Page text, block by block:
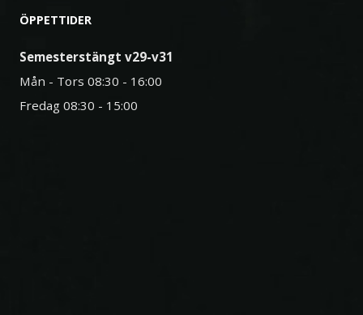
ÖPPETTIDER
Semesterstängt v29-v31
Mån - Tors 08:30 - 16:00
Fredag 08:30 - 15:00